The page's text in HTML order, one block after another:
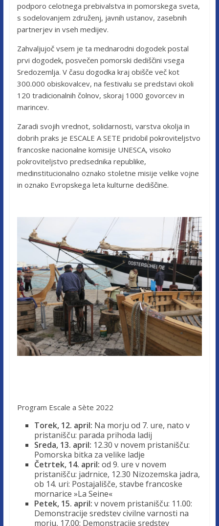
podporo celotnega prebivalstva in pomorskega sveta,
s sodelovanjem združenj, javnih ustanov, zasebnih
partnerjev in vseh medijev.
Zahvaljujoč vsem je ta mednarodni dogodek postal
prvi dogodek, posvečen pomorski dediščini vsega
Sredozemlja. V času dogodka kraj obišče več kot
300.000 obiskovalcev, na festivalu se predstavi okoli
120 tradicionalnih čolnov, skoraj 1000 govorcev in
marincev.
Zaradi svojih vrednot, solidarnosti, varstva okolja in
dobrih praks je ESCALE A SETE pridobil pokroviteljstvo
francoske nacionalne komisije UNESCA, visoko
pokroviteljstvo predsednika republike,
medinstitucionalno oznako stoletne misije velike vojne
in oznako Evropskega leta kulturne dediščine.
Program Escale a Sète 2022
Torek, 12. april: Na morju od 7. ure, nato v
pristanišču: parada prihoda ladij
Sreda, 13. april: 12.30 v novem pristanišču:
Pomorska bitka za velike ladje
Četrtek, 14. april: od 9. ure v novem
pristanišču: jadrnice, 12.30 Nizozemska jadra,
ob 14. uri: Postajališče, stavbe francoske
mornarice »La Seine«
Petek, 15. april: v novem pristanišču: 11.00:
Demonstracije sredstev civilne varnosti na
morju, 17.00: Demonstracije sredstev